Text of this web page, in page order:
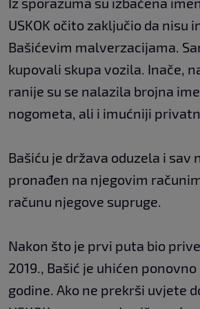
USKOK očito zaključio da nisu
Bašićevim malverzacijama.
kupovali skupa vozila. Inače,
ranije su se nalazila brojna
nogometa, ali i imućniji
Bašiću je država oduzela i sav
pronađen na njegovim
računu njegove supruge.
Nakon što je prvi puta bio
2019., Bašić je uhićen
godine. Ako ne prekrši uvjete